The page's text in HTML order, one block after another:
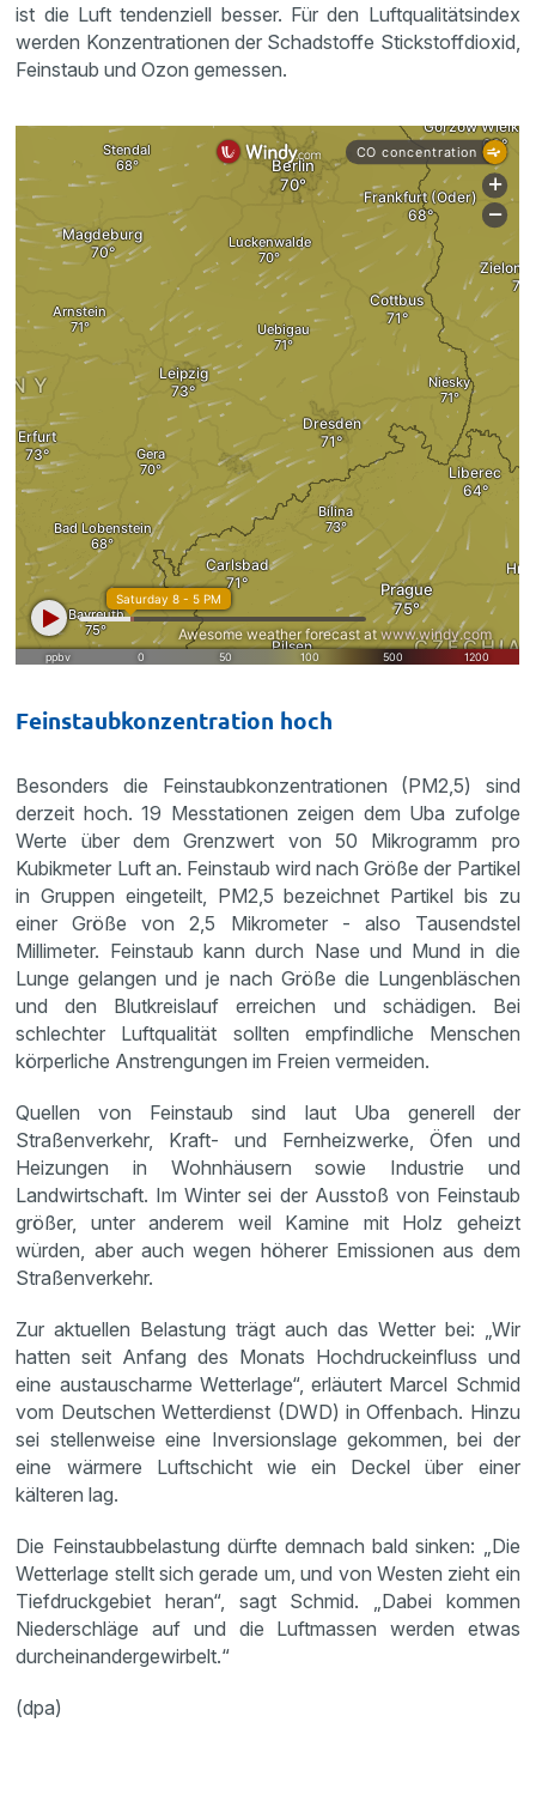
ist die Luft tendenziell besser. Für den Luftqualitätsindex
werden Konzentrationen der Schadstoffe Stickstoffdioxid,
Feinstaub und Ozon gemessen.
Feinstaubkonzentration hoch
Besonders die Feinstaubkonzentrationen (PM2,5) sind
derzeit hoch. 19 Messtationen zeigen dem Uba zufolge
Werte über dem Grenzwert von 50 Mikrogramm pro
Kubikmeter Luft an. Feinstaub wird nach Größe der Partikel
in Gruppen eingeteilt, PM2,5 bezeichnet Partikel bis zu
einer Größe von 2,5 Mikrometer - also Tausendstel
Millimeter. Feinstaub kann durch Nase und Mund in die
Lunge gelangen und je nach Größe die Lungenbläschen
und den Blutkreislauf erreichen und schädigen. Bei
schlechter Luftqualität sollten empfindliche Menschen
körperliche Anstrengungen im Freien vermeiden.
Quellen von Feinstaub sind laut Uba generell der
Straßenverkehr, Kraft- und Fernheizwerke, Öfen und
Heizungen in Wohnhäusern sowie Industrie und
Landwirtschaft. Im Winter sei der Ausstoß von Feinstaub
größer, unter anderem weil Kamine mit Holz geheizt
würden, aber auch wegen höherer Emissionen aus dem
Straßenverkehr.
Zur aktuellen Belastung trägt auch das Wetter bei: „Wir
hatten seit Anfang des Monats Hochdruckeinfluss und
eine austauscharme Wetterlage“, erläutert Marcel Schmid
vom Deutschen Wetterdienst (DWD) in Offenbach. Hinzu
sei stellenweise eine Inversionslage gekommen, bei der
eine wärmere Luftschicht wie ein Deckel über einer
kälteren lag.
Die Feinstaubbelastung dürfte demnach bald sinken: „Die
Wetterlage stellt sich gerade um, und von Westen zieht ein
Tiefdruckgebiet heran“, sagt Schmid. „Dabei kommen
Niederschläge auf und die Luftmassen werden etwas
durcheinandergewirbelt.“
(dpa)